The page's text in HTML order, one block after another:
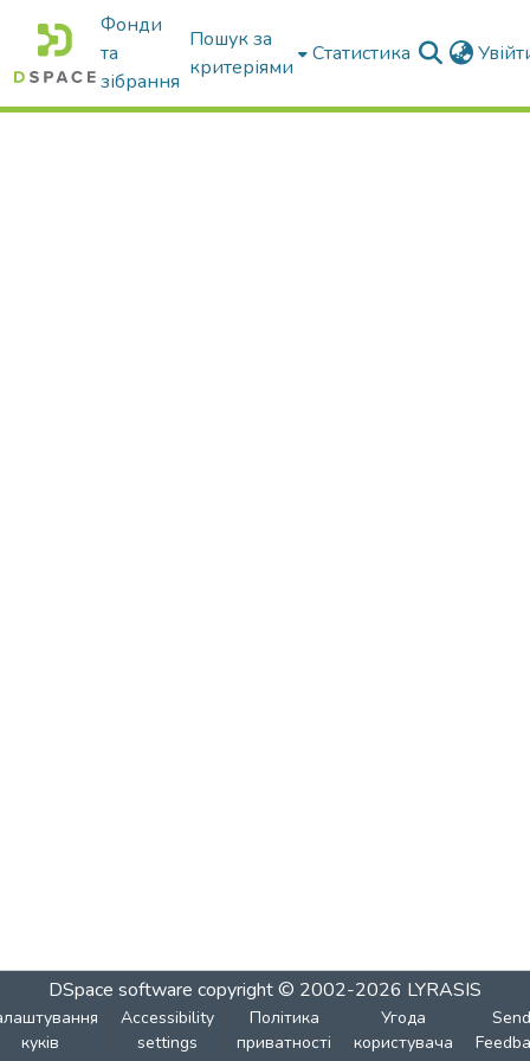
Фонди
та
зібрання
Пошук за
критеріями
Статистика
DSpace software copyright © 2002-2026 LYRASIS
куків
Accessibility
settings
Політика
приватності
Угода
користувача
Send